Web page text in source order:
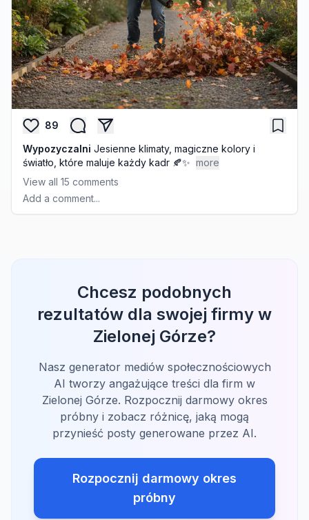
89
Wypozyczalni Jesienne klimaty, magiczne kolory i
światło, które maluje każdy kadr 🍂✨ more
View all 15 comments
Add a comment...
Chcesz podobnych
rezultatów dla swojej firmy w
Zielonej Górze?
Nasz generator mediów społecznościowych
AI tworzy angażujące treści dla firm w
Zielonej Górze. Rozpocznij darmowy okres
próbny i zobacz różnicę, jaką mogą
przynieść posty generowane przez AI.
Rozpocznij darmowy okres
próbny